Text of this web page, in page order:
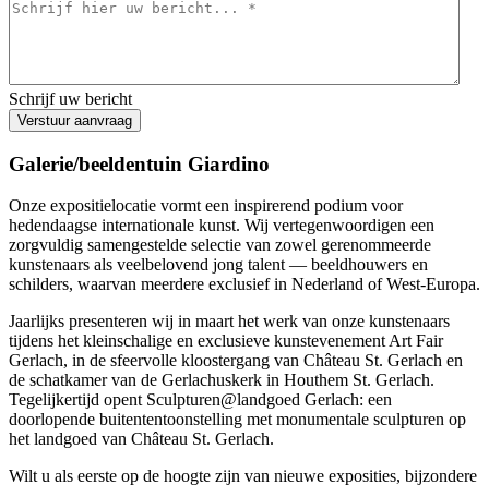
Schrijf uw bericht
Verstuur aanvraag
Galerie/beeldentuin Giardino
Onze expositielocatie vormt een inspirerend podium voor
hedendaagse internationale kunst. Wij vertegenwoordigen een
zorgvuldig samengestelde selectie van zowel gerenommeerde
kunstenaars als veelbelovend jong talent — beeldhouwers en
schilders, waarvan meerdere exclusief in Nederland of West-Europa.
Jaarlijks presenteren wij in maart het werk van onze kunstenaars
tijdens het kleinschalige en exclusieve kunstevenement Art Fair
Gerlach, in de sfeervolle kloostergang van Château St. Gerlach en
de schatkamer van de Gerlachuskerk in Houthem St. Gerlach.
Tegelijkertijd opent Sculpturen@landgoed Gerlach: een
doorlopende buitententoonstelling met monumentale sculpturen op
het landgoed van Château St. Gerlach.
Wilt u als eerste op de hoogte zijn van nieuwe exposities, bijzondere